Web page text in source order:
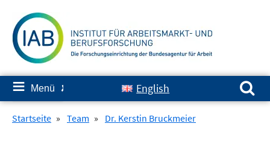
zum
Inhalt
≡ Menü ✘ English
Suchen nach:
Startseite » Team » Dr. Kerstin Bruckmeier